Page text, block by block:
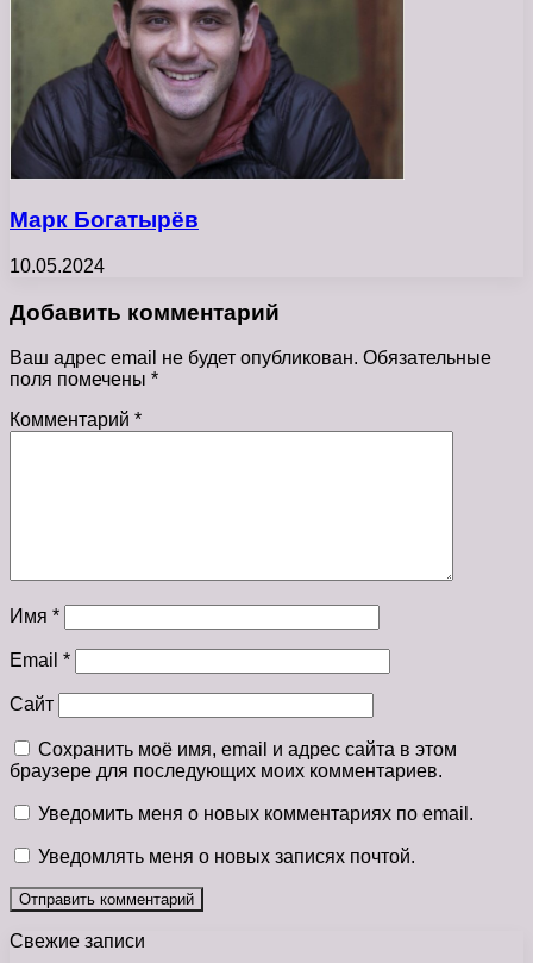
Марк Богатырёв
10.05.2024
Добавить комментарий
Ваш адрес email не будет опубликован. Обязательные
поля помечены *
Комментарий *
Имя *
Email *
Сайт
Сохранить моё имя, email и адрес сайта в этом
браузере для последующих моих комментариев.
Уведомить меня о новых комментариях по email.
Уведомлять меня о новых записях почтой.
Свежие записи